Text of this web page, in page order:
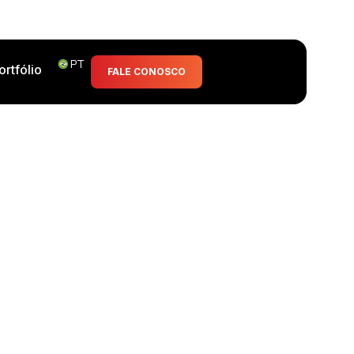
PT
FALE CONOSCO
por você